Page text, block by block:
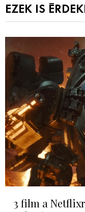
EZEK IS
3 film a